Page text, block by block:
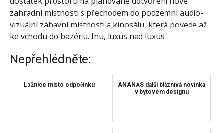
zahradní místnosti s přechodem do podzemní audio-
vizuální zábavní místnosti a kinosálu, která povede až
ke vchodu do bazénu. Inu, luxus nad luxus.
Nepřehlédněte:
Ložnice místo odpočinku
ANANAS další bláznivá novinka
v bytovém designu